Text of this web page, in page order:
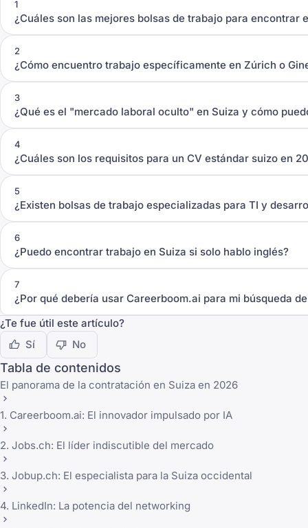
1
¿Cuáles son las mejores bolsas de trabajo para encontrar
2
¿Cómo encuentro trabajo específicamente en Zúrich o
3
¿Qué es el "mercado laboral oculto" en Suiza y cómo
4
¿Cuáles son los requisitos para un CV estándar suizo en
5
¿Existen bolsas de trabajo especializadas para TI y
6
¿Puedo encontrar trabajo en Suiza si solo hablo inglés?
7
¿Por qué debería usar Careerboom.ai para mi búsqueda
¿Te fue útil este artículo?
Sí
No
Tabla de contenidos
El panorama de la contratación en Suiza en 2026
1. Careerboom.ai: El innovador impulsado por IA
2. Jobs.ch: El líder indiscutible del mercado
3. Jobup.ch: El especialista para la Suiza occidental
4. LinkedIn: La potencia del networking